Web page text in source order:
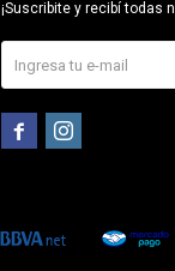
¡Suscribite y recibí todas
 